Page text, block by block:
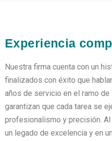
Experiencia
Nuestra firma cuenta con un
finalizados con éxito que
años de servicio en el ramo
garantizan que cada tarea se
profesionalismo y precisión.
un legado de excelencia y en